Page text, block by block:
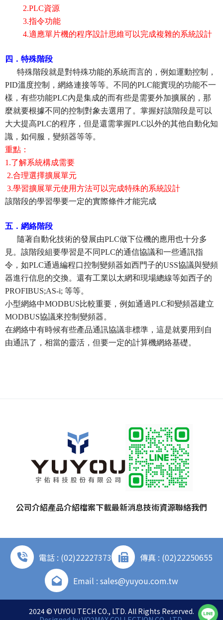
2.PLC資源
3.指令功能
4.適應單片機的程序設計思維可以完成複雜的系統設計
四．特殊階段
特殊階段就是對特殊功能的系統而言的，例如運動控制，
PID溫度控制，網絡連接等等。不同的PLC能實現的功能不一
樣，有些功能PLC內是集成的而有些是需要外加擴展的，那
麼就要根據不同的控制對象去選用了。掌握好該階段是可以
大大提高PLC的程序，但是還需掌握PLC以外的其他自動化知
識，如伺服，變頻器等等。
重點：
1.了解系統構成需要
2.合理選擇擴展單元
3.學習擴展單元使用方法可以完成特殊的系統設計
該階段的學習學要一定的實際條件才能完成
五．網絡階段
隨著自動化技術的發展由PLC做下位機的應用也十分多
見。該階段組要學習是不同PLC的通信協議和一些通訊指
令，如PLC通過編程口控制變頻器如西門子的USS協議與變頻
器進行信息的交換。還有工業以太網和現場總線等如西子的
PROFIBUS;AS-i; 等等。
小型網絡中MODBUS比較重要，例如通過PLC和變頻器建立
MODBUS協議來控制變頻器。
在網絡中有時候有些產品通訊協議非標準，這是就要用到自
由通訊了，相當的靈活，但要一定的計算機網絡基礎。
公司介紹產品介紹檔案下載最新消息技術資源聯絡我們
電話 : (02)22227373
傳真 : (02)22250655
Email : sales@yuyou.com.tw
2024 © YUYOU TECH CO., LTD. All Rights Reserved.